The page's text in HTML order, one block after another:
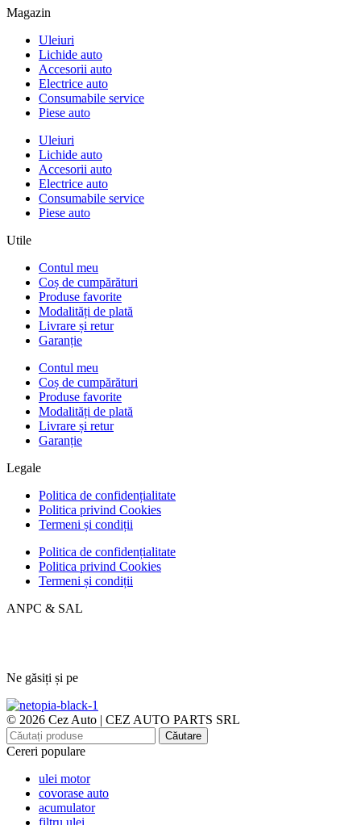
Magazin
Uleiuri
Lichide auto
Accesorii auto
Electrice auto
Consumabile service
Piese auto
Uleiuri
Lichide auto
Accesorii auto
Electrice auto
Consumabile service
Piese auto
Utile
Contul meu
Coș de cumpărături
Produse favorite
Modalități de plată
Livrare și retur
Garanție
Contul meu
Coș de cumpărături
Produse favorite
Modalități de plată
Livrare și retur
Garanție
Legale
Politica de confidențialitate
Politica privind Cookies
Termeni și condiții
Politica de confidențialitate
Politica privind Cookies
Termeni și condiții
ANPC & SAL
Ne găsiți și pe
© 2026 Cez Auto | CEZ AUTO PARTS SRL
Căutare
Cereri populare
ulei motor
covorase auto
acumulator